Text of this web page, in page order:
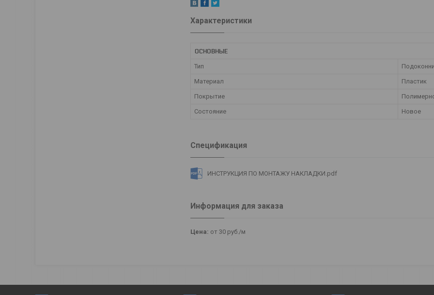
Характеристики
ОСНОВНЫЕ
Тип
Материал Пластик
Покрытие
Состояние Новое
Спецификация
ИНСТРУКЦИЯ ПО МОНТАЖУ НАКЛАДКИ.pdf
Информация для заказа
Цена: от 30 руб. /м